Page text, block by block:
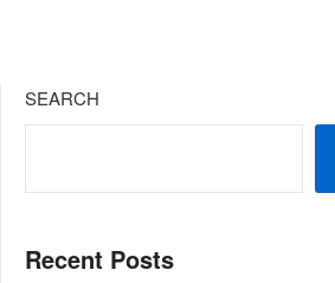
SEARCH
Recent Posts